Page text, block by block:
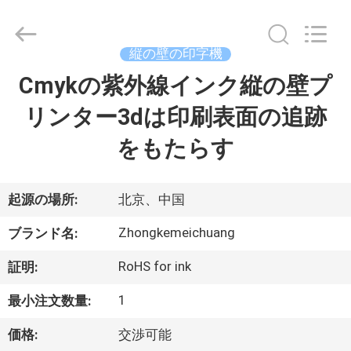
家
ダ
ク
ト
私
2026
Beijing
Technology
Reserved.
縦の壁の印字機
Cmykの紫外線インク縦の壁プ
リンター3dは印刷表面の追跡
をもたらす
起源の場所: 北京、中国
ブランド名: Zhongkemeichuang
証明: RoHS for ink
最小注文数量: 1
価格: 交渉可能